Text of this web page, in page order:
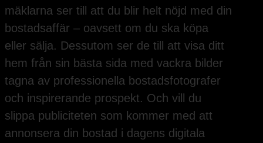
mäklarna ser till att du blir helt nöjd med din
bostadsaffär – oavsett om du ska köpa
eller sälja. Dessutom ser de till att visa ditt
hem från sin bästa sida med vackra bilder
tagna av professionella bostadsfotografer
och inspirerande prospekt. Och vill du
slippa publiciteten som kommer med att
annonsera din bostad i dagens digitala